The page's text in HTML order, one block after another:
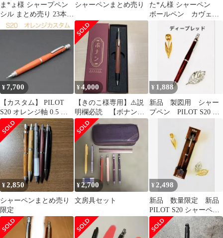
ま*ょ様 シャープペン
シル まとめ売り 23本セ
ット＋筆箱
シャーペンまとめ売り
た*ん様 シャーペン
ボールペン カヴェコ
¥7,700
【カスタム】 PILOT
S20 オレンジ軸 0.5 シ
ャーペン 橙
¥4,000
【きのこ様専用】⚠️説
明欄必読 【ボナンペ
ン花梨 シャーペン】
¥ 1,888
新品 製図用 シャー
プペン PILOT S20 シ
¥2,850
シャーペンまとめ売り
限定
¥2,700
文房具セット
¥ 2,498
新品 数量限定 新品
PILOT S20 シャーペン
0.5mm マホガニー